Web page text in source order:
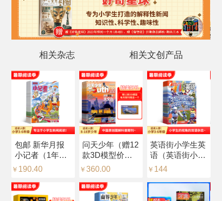
相关杂志 相关文创产品
包邮 新华月报
小记者（1年共
12期）（预约全
￥ 190.40
问天少年（赠12
款3D模型价值
216元，每月随
（1年共12期）
（杂志订阅）
￥ 360.00
英语街小学生英
语（英语街小学
版）（中英双
期）（杂志订
阅）
￥ 144